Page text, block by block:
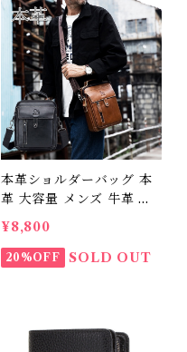
本革ショルダーバッグ 本
革 大容量 メンズ 牛革 オ
イルレザー アウトドア 旅
行 レジャー 本革鞄 男女兼
用 旅行 オシャレ 送料無料
¥8,800
20%OFF SOLD OUT